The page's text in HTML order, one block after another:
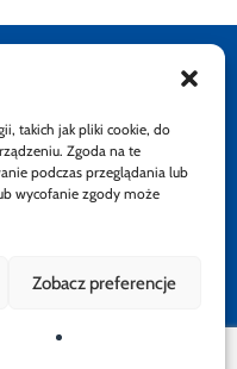
takich jak pliki cookie, do
Zgoda na te
podczas przeglądania lub
wycofanie zgody może
Zobacz preferencje